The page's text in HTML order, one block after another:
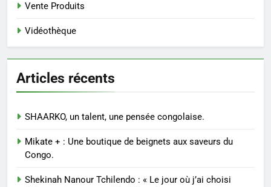
Vente Produits
Vidéothèque
Articles récents
SHAARKO, un talent, une pensée congolaise.
Mikate + : Une boutique de beignets aux saveurs du
Congo.
Shekinah Nanour Tchilendo : « Le jour où j’ai choisi